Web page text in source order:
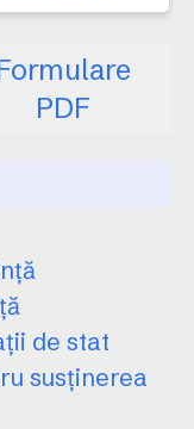
PDF
de stat
susținerea